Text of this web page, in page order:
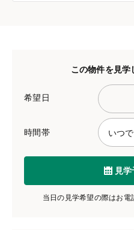
この物件を見学
希望日
時間帯
見
当日の見学希望の際はお電